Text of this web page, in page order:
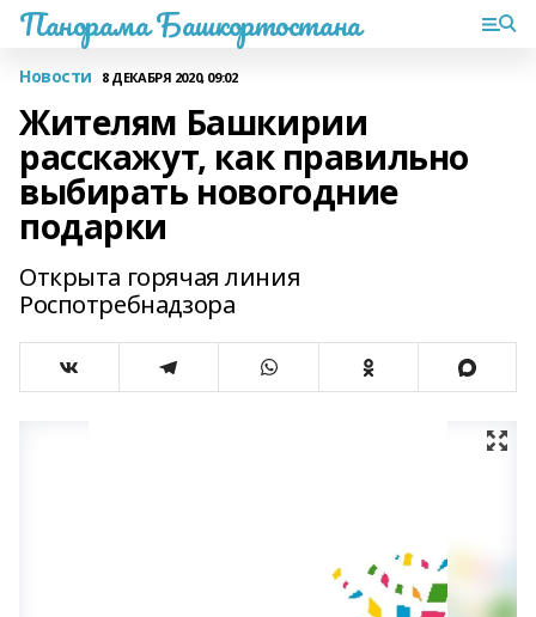
Панорама Башкортостана
Новости 8 ДЕКАБРЯ 2020, 09:02
Жителям Башкирии
расскажут, как правильно
выбирать новогодние
подарки
Открыта горячая линия
Роспотребнадзора